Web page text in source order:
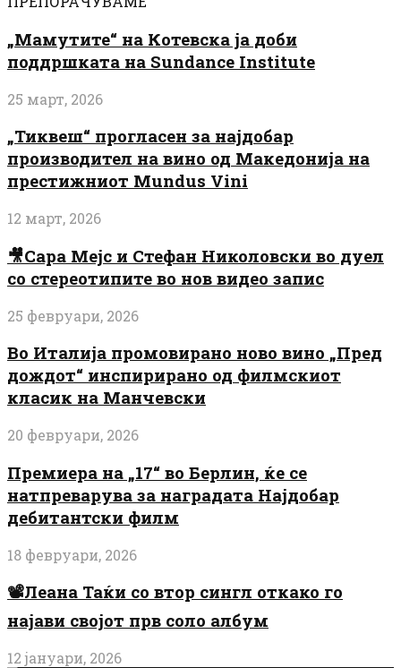
„Мамутите“ на Котевска ја доби
поддршката на Sundance Institute
25 март, 2026
„Тиквеш“ прогласен за најдобар
производител на вино од Македонија на
престижниот Mundus Vini
12 март, 2026
🎥Сара Мејс и Стефан Николовски во дуел
со стереотипите во нов видео запис
25 февруари, 2026
Во Италија промовирано ново вино „Пред
дождот“ инспирирано од филмскиот
класик на Манчевски
20 февруари, 2026
Премиера на „17“ во Берлин, ќе се
натпреварува за наградата Најдобар
дебитантски филм
18 февруари, 2026
📽️Леана Таќи со втор сингл откако го
најави својот прв соло албум
12 јануари, 2026